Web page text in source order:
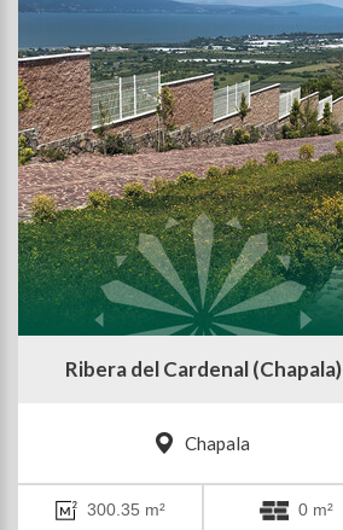
Ribera del Cardenal (Chapala)
Chapala
300.35 m² 0 m²